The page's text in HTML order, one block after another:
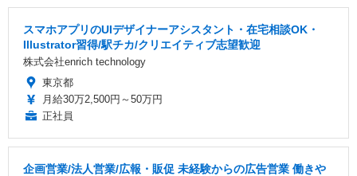
スマホアプリのUIデザイナーアシスタント・在宅相談OK・
Illustrator習得/駅チカ/クリエイティブ志望歓迎
株式会社enrich technology
東京都
月給30万2,500円～50万円
正社員
企画営業/法人営業/広報・販促 未経験からの広告営業 働きや